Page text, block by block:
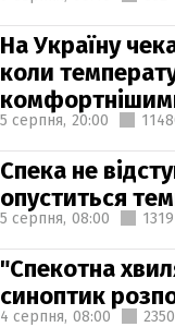
На Україну
коли
5 серпня, 20:00
Спека не
опуститься
5 серпня, 08:00 1319
"Спекотна
синоптик
4 серпня, 08:00 2350